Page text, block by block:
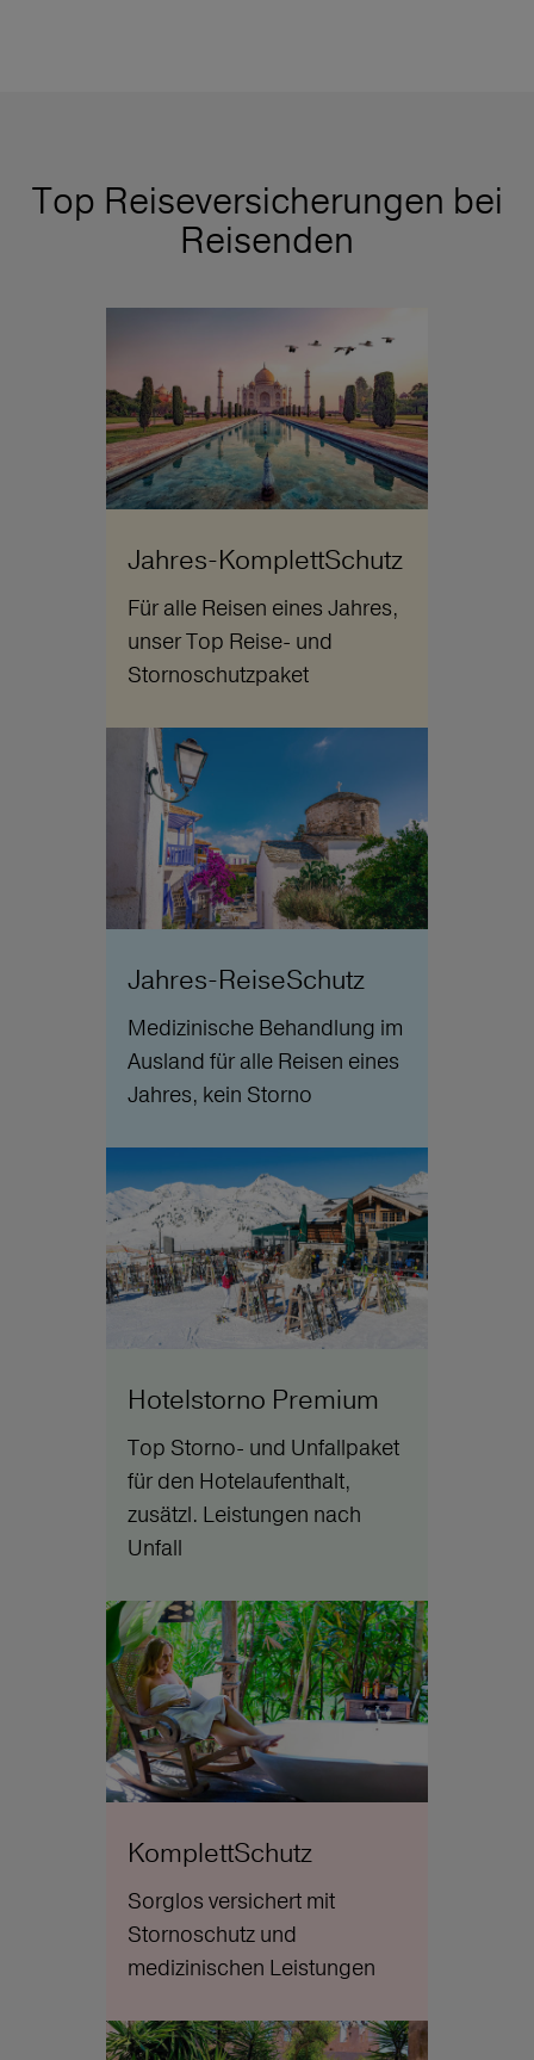
Top Reiseversicherungen bei
Reisenden
Jahres-KomplettSchutz
Für alle Reisen eines Jahres,
unser Top Reise- und
Stornoschutzpaket
Jahres-ReiseSchutz
Medizinische Behandlung im
Ausland für alle Reisen eines
Jahres, kein Storno
Hotelstorno Premium
Top Storno- und Unfallpaket
für den Hotelaufenthalt,
zusätzl. Leistungen nach
Unfall
KomplettSchutz
Sorglos versichert mit
Stornoschutz und
medizinischen Leistungen